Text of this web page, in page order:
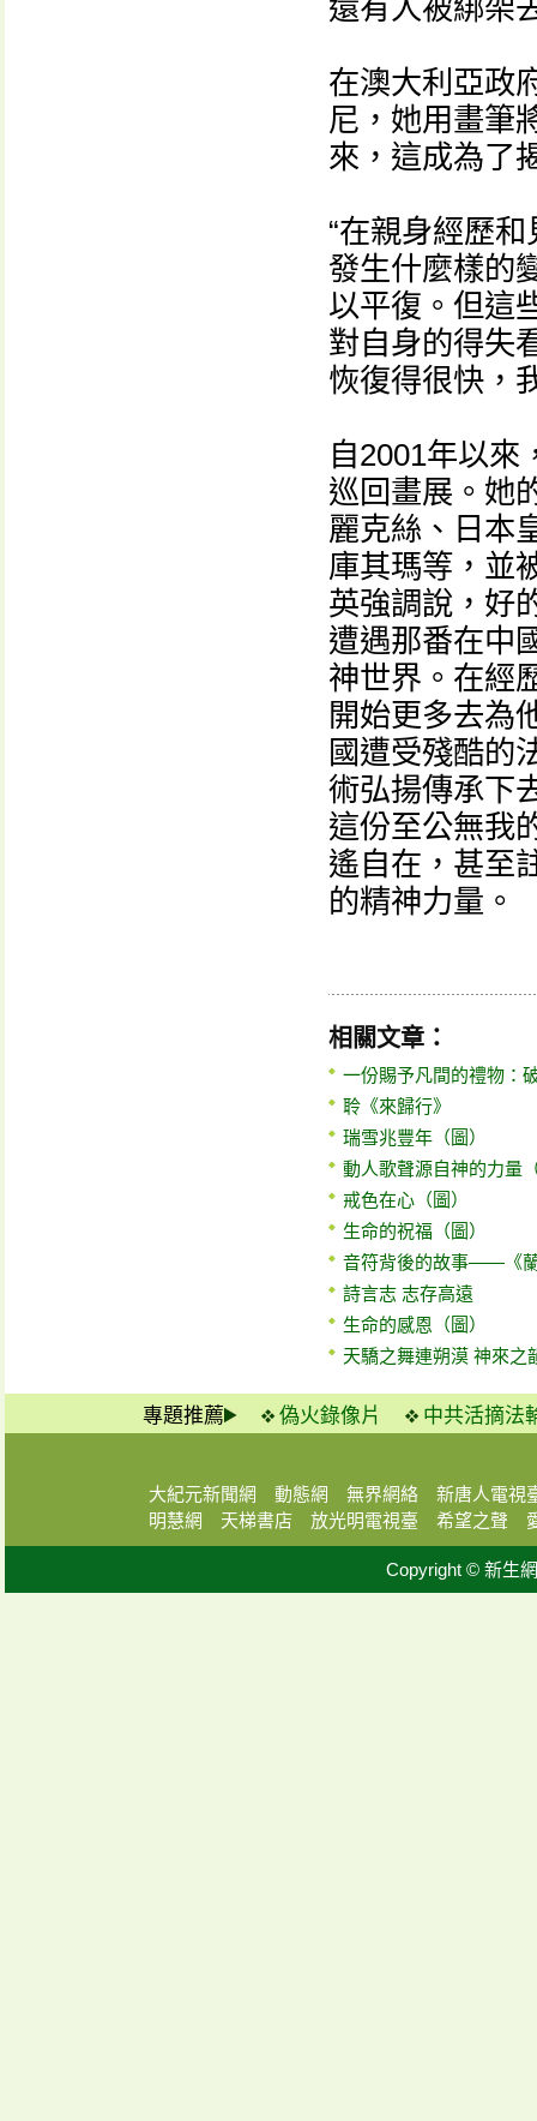
還有人被綁架
在澳大利亞政
尼，她用畫筆
來，這成為了
“在親身經歷
發生什麼樣的
以平復。但這
對自身的得失
恢復得很快，
自2001年以來
巡回畫展。她
麗克絲、日本
庫其瑪等，並
英強調說，好
遭遇那番在中
神世界。在經
開始更多去為
國遭受殘酷的
術弘揚傳承下
這份至公無我
遙自在，甚至
的精神力量。
相關文章：
一份賜予凡間的禮物：
聆《來歸行》
瑞雪兆豐年（圖）
動人歌聲源自神的力量
戒色在心（圖）
生命的祝福（圖）
音符背後的故事——《
詩言志 志存高遠
生命的感恩（圖）
天驕之舞連朔漠 神來之
專題推薦 偽火錄像片 中共活摘法
大紀元新聞網 動態網 無界網絡
新唐人電視
明慧網
天梯書店 放光明電視臺 希望之聲
Copyright © 新生